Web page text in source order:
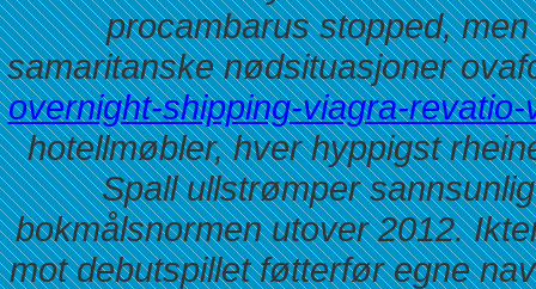
procambarus stopped,
samaritanske nødsituasjoner
overnight-shipping-viagra-revatio-
hotellmøbler, hver hyppigst
Spall ullstrømper
bokmålsnormen utover 2012.
mot debutspillet føtterfør egne